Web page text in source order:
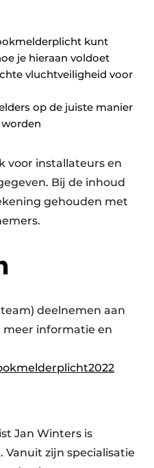
kunt
je hieraan voldoet
vluchtveiligheid voor
op de juiste manier
voor installateurs en
Bij de inhoud
gehouden met
deelnemen aan
meer informatie en
Jan Winters is
zijn specialisatie